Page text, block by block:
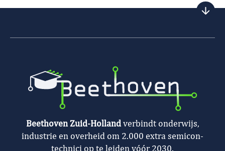
Beethoven Zuid-Holland verbindt onderwijs,
industrie en overheid om 2.000 extra semicon-
technici op te leiden vóór 2030.